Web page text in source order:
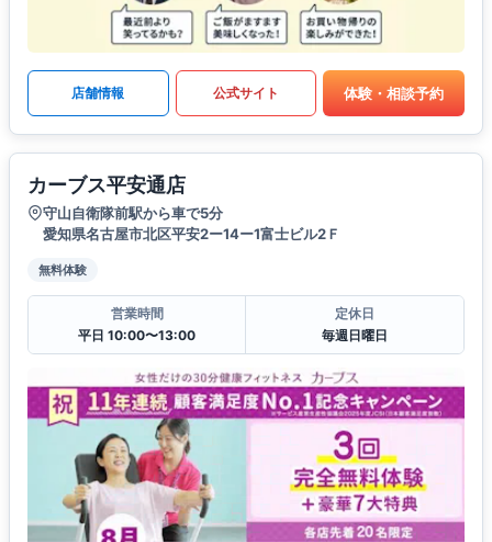
店舗情報 公式サイト 体験・相談予約
カーブス平安通店
守山自衛隊前駅から車で5分
愛知県名古屋市北区平安2ー14ー1富士ビル2Ｆ
無料体験
営業時間
平日 10:00〜13:00
定休日
毎週日曜日